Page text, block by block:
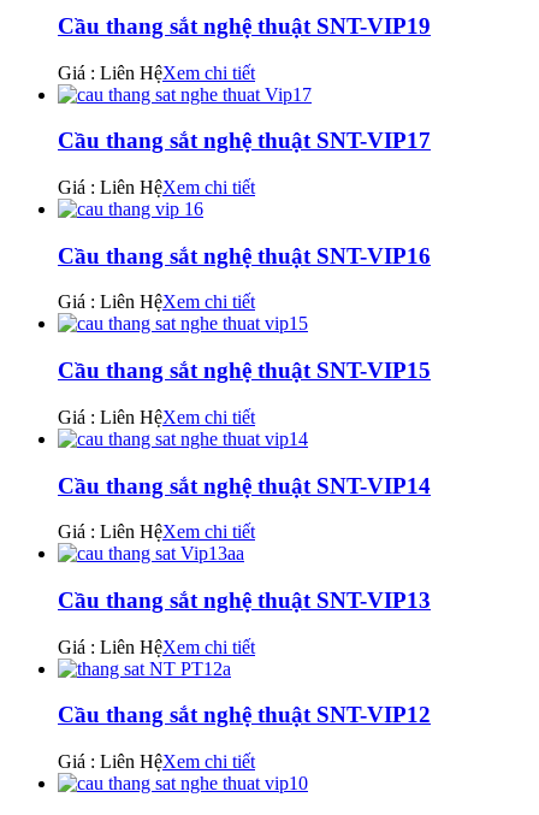
Cầu thang sắt nghệ thuật SNT-VIP19
Giá : Liên HệXem chi tiết
Cầu thang sắt nghệ thuật SNT-VIP17
Giá : Liên HệXem chi tiết
Cầu thang sắt nghệ thuật SNT-VIP16
Giá : Liên HệXem chi tiết
Cầu thang sắt nghệ thuật SNT-VIP15
Giá : Liên HệXem chi tiết
Cầu thang sắt nghệ thuật SNT-VIP14
Giá : Liên HệXem chi tiết
Cầu thang sắt nghệ thuật SNT-VIP13
Giá : Liên HệXem chi tiết
Cầu thang sắt nghệ thuật SNT-VIP12
Giá : Liên HệXem chi tiết